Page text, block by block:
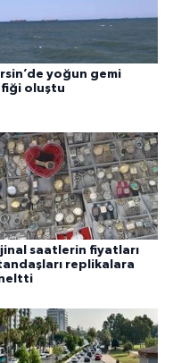
yoğun gemi
oluştu
saatlerin fiyatları
replikalara